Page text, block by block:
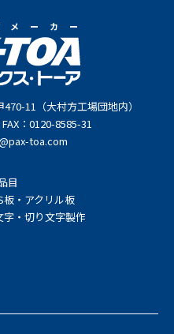
メーカー
11（大村方工場団地内）
：0120-8585-31
toa.com
目
・アクリル板
・切り文字製作